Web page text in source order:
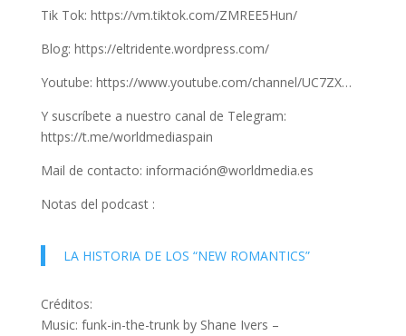
Tik Tok: https://vm.tiktok.com/ZMREE5Hun/
Blog: https://eltridente.wordpress.com/
Youtube: https://www.youtube.com/channel/UC7ZX…
Y suscríbete a nuestro canal de Telegram:
https://t.me/worldmediaspain
Mail de contacto: información@worldmedia.es
Notas del podcast :
LA HISTORIA DE LOS “NEW ROMANTICS”
Créditos:
Music: funk-in-the-trunk by Shane Ivers –